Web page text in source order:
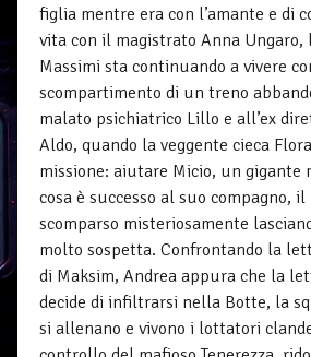
figlia mentre era con l’amante e di
vita con il magistrato Anna Ungaro,
Massimi sta continuando a vivere
scompartimento di un treno
malato psichiatrico Lillo e all’ex
Aldo, quando la veggente cieca
missione: aiutare Micio, un gigante
cosa è successo al suo compagno,
scomparso misteriosamente
molto sospetta. Confrontando la
di Maksim, Andrea appura che la
decide di infiltrarsi nella Botte, la
si allenano e vivono i lottatori